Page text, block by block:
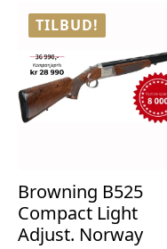
TILBUD!
Browning B525
Compact Light
Adjust. Norway